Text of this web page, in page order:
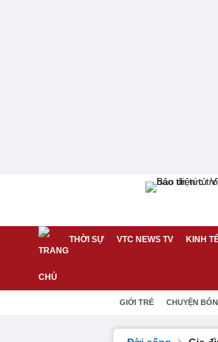
THỜI SỰ VTC NEWS TV KINH
GIỚI TRẺ CHUYỆN